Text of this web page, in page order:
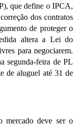
que define o IPCA,
dos contratos
de proteger o
altera a Lei do
para negociarem.
segunda-feira de PL
de aluguel até 31 de
mercado deve ser o